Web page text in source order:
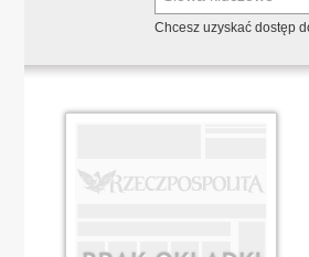
Chcesz uzyskać dostęp